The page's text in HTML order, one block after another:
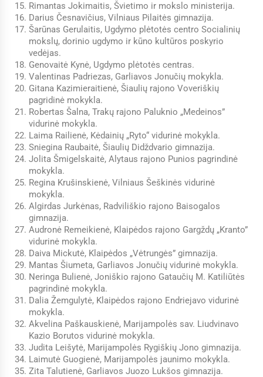
Rimantas Jokimaitis, Švietimo ir mokslo ministerija.
Darius Česnavičius, Vilniaus Pilaitės gimnazija.
Šarūnas Gerulaitis, Ugdymo plėtotės centro Socialinių
mokslų, dorinio ugdymo ir kūno kultūros poskyrio
vedėjas.
Genovaitė Kynė, Ugdymo plėtotės centras.
Valentinas Padriezas, Garliavos Jonučių mokykla.
Gitana Kazimieraitienė, Šiaulių rajono Voveriškių
pagridinė mokykla.
Robertas Šalna, Trakų rajono Paluknio „Medeinos”
vidurinė mokykla.
Laima Railienė, Kėdainių „Ryto“ vidurinė mokykla.
Sniegina Raubaitė, Šiaulių Didždvario gimnazija.
Jolita Šmigelskaitė, Alytaus rajono Punios pagrindinė
mokykla.
Regina Krušinskienė, Vilniaus Šeškinės vidurinė
mokykla.
Algirdas Jurkėnas, Radviliškio rajono Baisogalos
gimnazija.
Audronė Remeikienė, Klaipėdos rajono Gargždų „Kranto”
vidurinė mokykla.
Daiva Mickutė, Klaipėdos „Vėtrungės” gimnazija.
Mantas Šiumeta, Garliavos Jonučių vidurinė mokykla.
Neringa Bulienė, Joniškio rajono Gataučių M. Katiliūtės
pagrindinė mokykla.
Dalia Žemgulytė, Klaipėdos rajono Endriejavo vidurinė
mokykla.
Akvelina Paškauskienė, Marijampolės sav. Liudvinavo
Kazio Borutos vidurinė mokykla.
Judita Leišytė, Marijampolės Rygiškių Jono gimnazija.
Laimutė Guogienė, Marijampolės jaunimo mokykla.
Zita Talutienė, Garliavos Juozo Lukšos gimnazija.